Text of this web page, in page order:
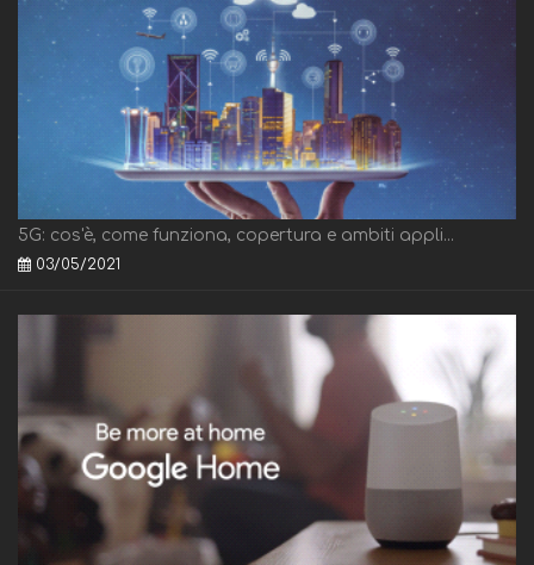
5G: cos'è, come funziona, copertura e ambiti appli...
03/05/2021